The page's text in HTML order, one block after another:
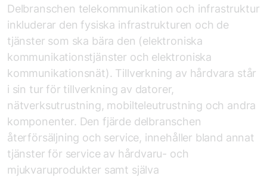
Del­branschen telekommunikation och infrastruktur
inkluderar den fysiska infrastrukturen och de
tjänster som ska bära den (elektroniska
kommunikationstjänster och elektroniska
kommunikationsnät). Tillverkning av hårdvara står
i sin tur för tillverkning av datorer,
nätverksutrustning, mobilteleutrustning och andra
komponenter. Den fjärde del­branschen
återförsäljning och service, innehåller bland annat
tjänster för service av hårdvaru- och
mjukvaruprodukter samt själva